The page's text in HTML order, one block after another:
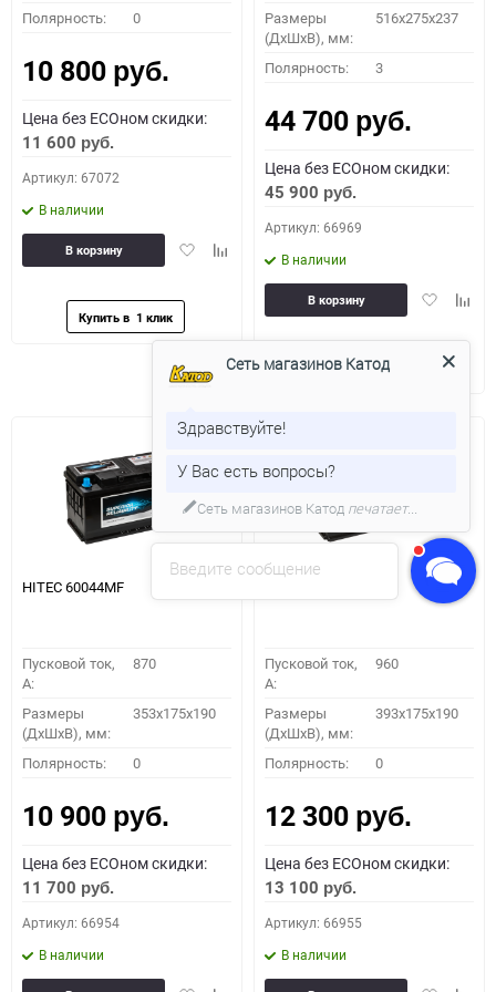
Полярность: 0
10 800 руб.
Цена без ECOном скидки:
11 600 руб.
Артикул: 67072
В наличии
ДобавитьДобавить
сравнению
В корзину
Размеры
(ДхШхВ), мм:
516x275x237
Полярность: 3
44 700 руб.
Цена без ECOном скидки:
45 900 руб.
Артикул: 66969
В наличии
Добавить
избранное
В корзину
HITEC 60044MF
Пусковой ток,
A:
870
Размеры
(ДхШхВ), мм:
353x175x190
Полярность: 0
10 900 руб.
Цена без ECOном скидки:
11 700 руб.
Артикул: 66954
В наличии
Пусковой ток,
A:
960
Размеры
(ДхШхВ), мм:
393x175x190
Полярность: 0
12 300 руб.
Цена без ECOном скидки:
13 100 руб.
Артикул: 66955
В наличии
Введите сообщение
Сеть магазинов Катод
Здравствуйте!
У Вас есть вопросы?
Сеть магазинов Катод печатает...